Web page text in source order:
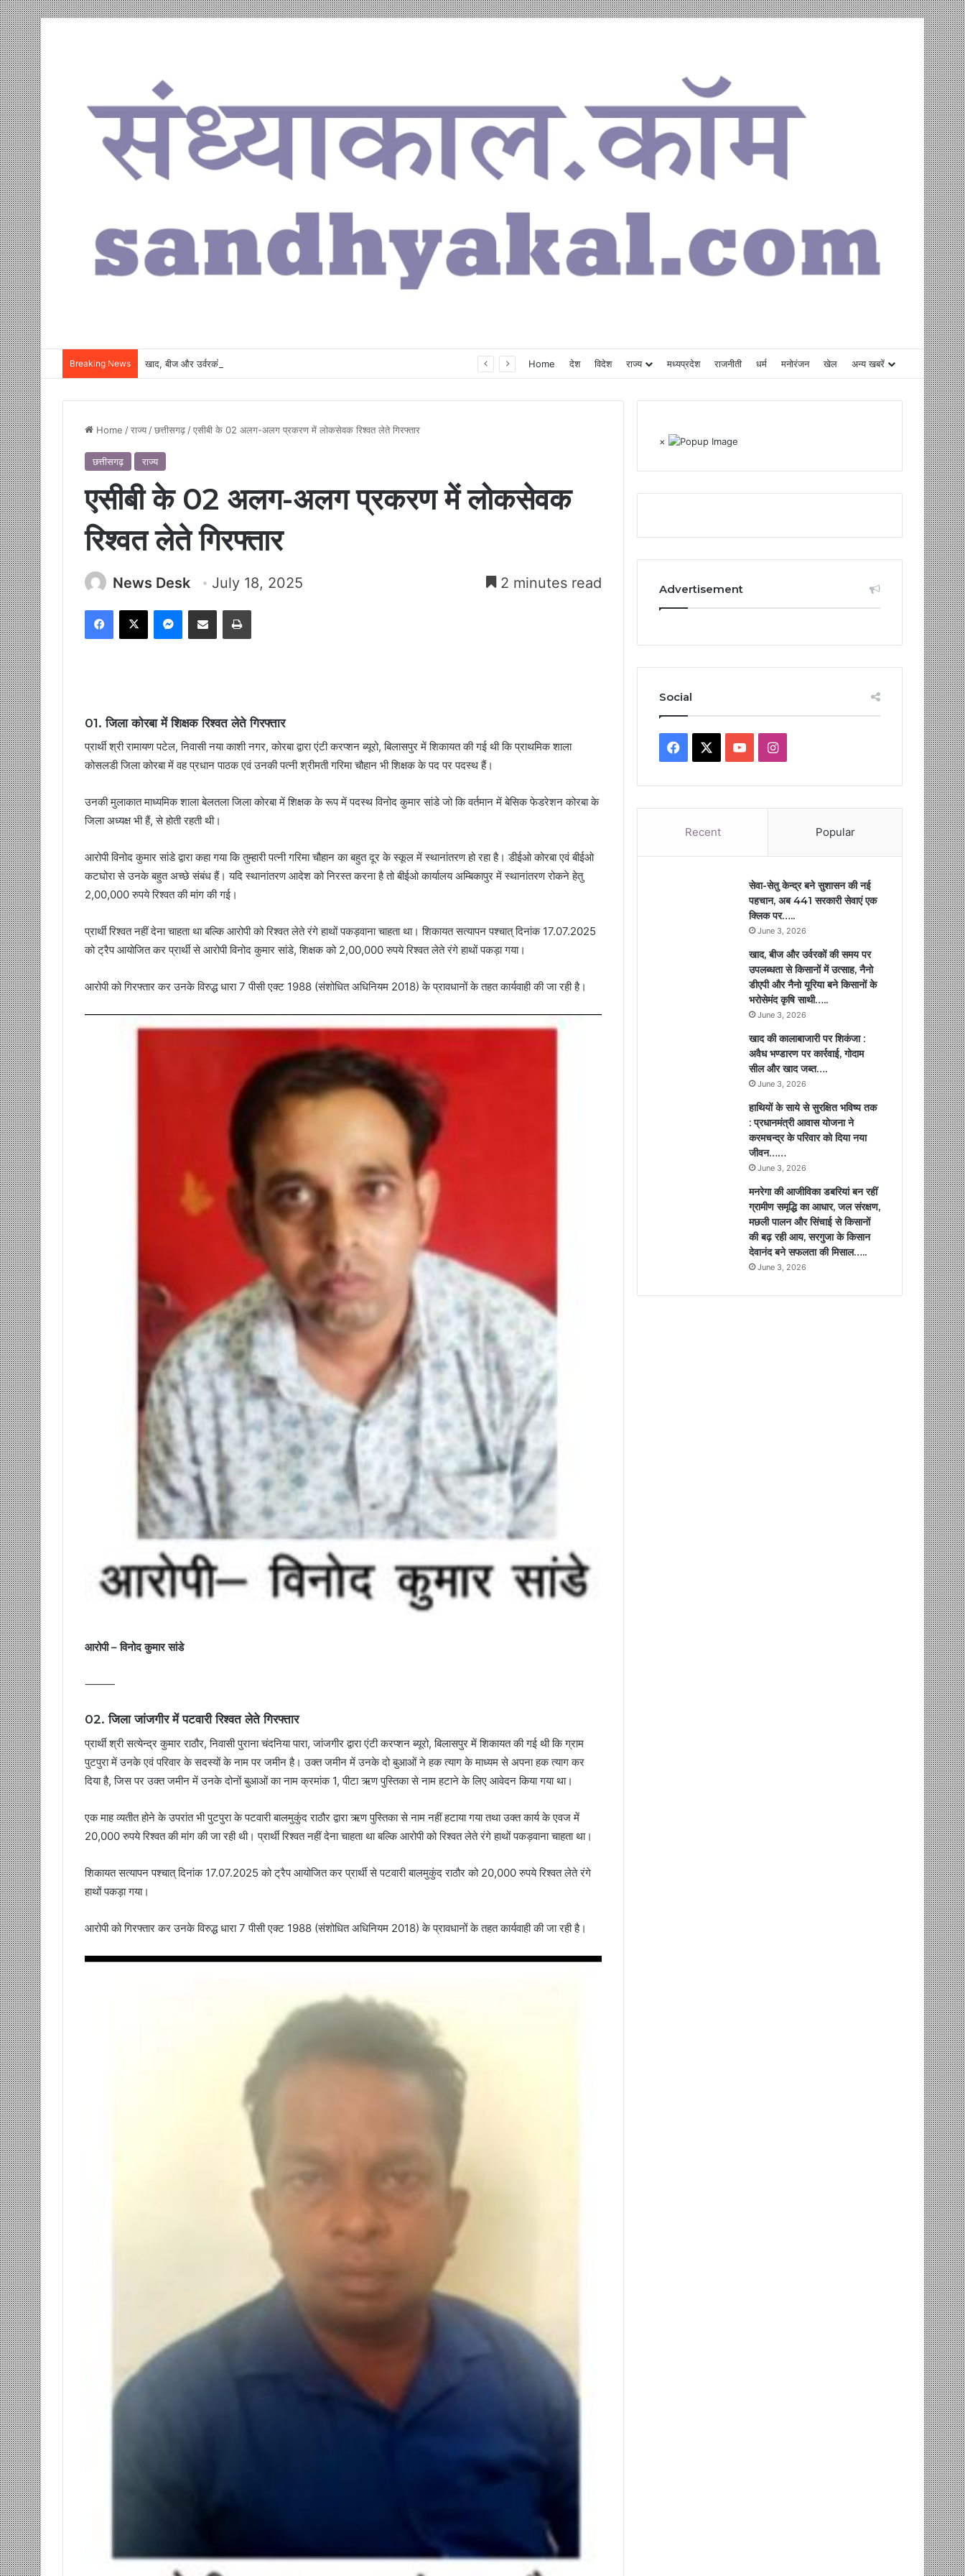
Breaking News Home देश विदेश राज्य मध्यप्रदेश राजनीती धर्म मनोरंजन खेल अन्य खबरें
Home /राज्य /छत्तीसगढ़ /एसीबी के 02 अलग-अलग प्रकरण में लोकसेवक रिश्वत लेते गिरफ्तार
छत्तीसगढ़ राज्य
एसीबी के 02 अलग-अलग प्रकरण में लोकसेवक
रिश्वत लेते गिरफ्तार
News Desk July 18, 2025 2 minutes read
Facebook
X Messenger
Share via Email Print
01. जिला कोरबा में शिक्षक रिश्वत लेते गिरफ्तार
प्रार्थी श्री रामायण पटेल, निवासी नया काशी नगर, कोरबा द्वारा एंटी करप्शन ब्यूरो, बिलासपुर में शिकायत की गई थी कि प्राथमिक शाला
कोसलडी जिला कोरबा में वह प्रधान पाठक एवं उनकी पत्नी श्रीमती गरिमा चौहान भी शिक्षक के पद पर पदस्थ हैं।
उनकी मुलाकात माध्यमिक शाला बेलतला जिला कोरबा में शिक्षक के रूप में पदस्थ विनोद कुमार सांडे जो कि वर्तमान में बेसिक फेडरेशन कोरबा के
जिला अध्यक्ष भी हैं, से होती रहती थी।
आरोपी विनोद कुमार सांडे द्वारा कहा गया कि तुम्हारी पत्नी गरिमा चौहान का बहुत दूर के स्कूल में स्थानांतरण हो रहा है। डीईओ कोरबा एवं बीईओ
कटघोरा से उनके बहुत अच्छे संबंध हैं। यदि स्थानांतरण आदेश को निरस्त करना है तो बीईओ कार्यालय अम्बिकापुर में स्थानांतरण रोकने हेतु
2,00,000 रुपये रिश्वत की मांग की गई।
प्रार्थी रिश्वत नहीं देना चाहता था बल्कि आरोपी को रिश्वत लेते रंगे हाथों पकड़वाना चाहता था। शिकायत सत्यापन पश्चात् दिनांक 17.07.2025
को ट्रैप आयोजित कर प्रार्थी से आरोपी विनोद कुमार सांडे, शिक्षक को 2,00,000 रुपये रिश्वत लेते रंगे हाथों पकड़ा गया।
आरोपी को गिरफ्तार कर उनके विरुद्ध धारा 7 पीसी एक्ट 1988 (संशोधित अधिनियम 2018) के प्रावधानों के तहत कार्यवाही की जा रही है।
आरोपी – विनोद कुमार सांडे
⸻
02. जिला जांजगीर में पटवारी रिश्वत लेते गिरफ्तार
प्रार्थी श्री सत्येन्द्र कुमार राठौर, निवासी पुराना चंदनिया पारा, जांजगीर द्वारा एंटी करप्शन ब्यूरो, बिलासपुर में शिकायत की गई थी कि ग्राम
पुटपुरा में उनके एवं परिवार के सदस्यों के नाम पर जमीन है। उक्त जमीन में उनके दो बुआओं ने हक त्याग के माध्यम से अपना हक त्याग कर
दिया है, जिस पर उक्त जमीन में उनके दोनों बुआओं का नाम क्रमांक 1, पीटा ऋण पुस्तिका से नाम हटाने के लिए आवेदन किया गया था।
एक माह व्यतीत होने के उपरांत भी पुटपुरा के पटवारी बालमुकुंद राठौर द्वारा ऋण पुस्तिका से नाम नहीं हटाया गया तथा उक्त कार्य के एवज में
20,000 रुपये रिश्वत की मांग की जा रही थी। प्रार्थी रिश्वत नहीं देना चाहता था बल्कि आरोपी को रिश्वत लेते रंगे हाथों पकड़वाना चाहता था।
शिकायत सत्यापन पश्चात् दिनांक 17.07.2025 को ट्रैप आयोजित कर प्रार्थी से पटवारी बालमुकुंद राठौर को 20,000 रुपये रिश्वत लेते रंगे
हाथों पकड़ा गया।
आरोपी को गिरफ्तार कर उनके विरुद्ध धारा 7 पीसी एक्ट 1988 (संशोधित अधिनियम 2018) के प्रावधानों के तहत कार्यवाही की जा रही है।
×
Advertisement
Social
Facebook YouTubeInstagram
Recent Popular
सेवा-सेतु केन्द्र बने सुशासन की नई
पहचान, अब 441 सरकारी सेवाएं एक
क्लिक पर…..
June 3, 2026
खाद, बीज और उर्वरकों की समय पर
उपलब्धता से किसानों में उत्साह, नैनो
डीएपी और नैनो यूरिया बने किसानों के
भरोसेमंद कृषि साथी…..
June 3, 2026
खाद की कालाबाजारी पर शिकंजा :
अवैध भण्डारण पर कार्रवाई, गोदाम
सील और खाद जब्त….
June 3, 2026
हाथियों के साये से सुरक्षित भविष्य तक
: प्रधानमंत्री आवास योजना ने
करमचन्द्र के परिवार को दिया नया
जीवन……
June 3, 2026
मनरेगा की आजीविका डबरियां बन रहीं
ग्रामीण समृद्धि का आधार, जल संरक्षण,
मछली पालन और सिंचाई से किसानों
की बढ़ रही आय, सरगुजा के किसान
देवानंद बने सफलता की मिसाल…..
June 3, 2026